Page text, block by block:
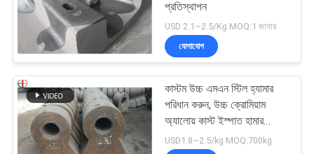
প্রতিস্থাপন
USD 2.1~2.5/Kg MOQ:1 জামায়
যোগাযোগ
কাস্টম উচ্চ এমএন স্টিল হ্যামার
পরিধান করুন, উচ্চ ক্রোমিয়াম
অ্যালোয় কাস্ট ইস্পাত হামার
EB19047
USD1.8~2.5/kg MOQ:700kg